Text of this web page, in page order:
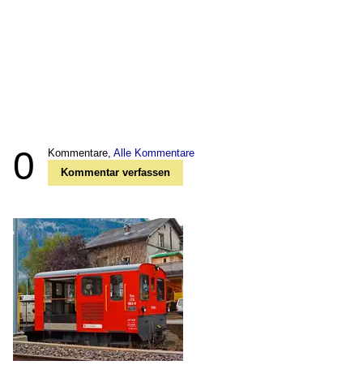
0 Kommentare, Alle Kommentare
Kommentar verfassen